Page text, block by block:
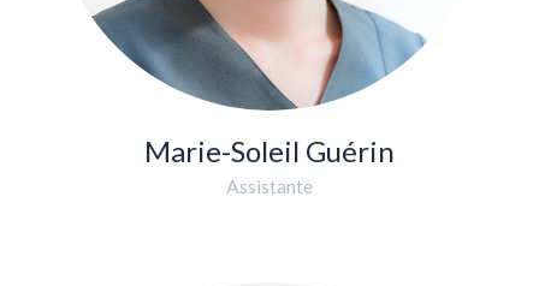
Marie-Soleil Guérin
Assistante